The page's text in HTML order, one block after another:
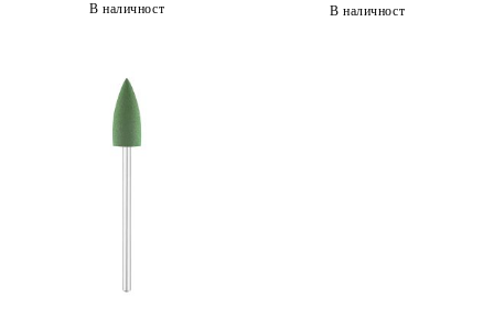
В наличност В наличност